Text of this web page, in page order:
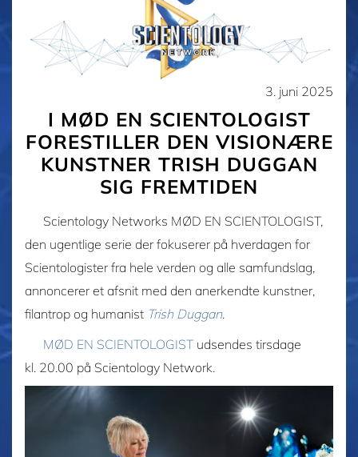
3. juni 2025
I MØD EN SCIENTOLOGIST
FORESTILLER DEN VISIONÆRE
KUNSTNER TRISH DUGGAN
SIG FREMTIDEN
Scientology Networks MØD EN SCIENTOLOGIST,
den ugentlige serie der fokuserer på hverdagen for
Scientologister fra hele verden og alle samfundslag,
annoncerer et afsnit med den anerkendte kunstner,
filantrop og humanist Trish Duggan.
MØD EN SCIENTOLOGIST udsendes tirsdage
kl. 20.00 på Scientology Network.